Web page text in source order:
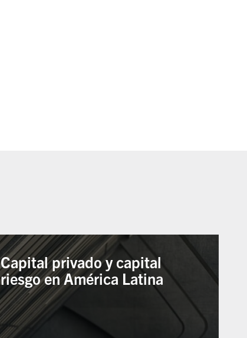
Capital privado y capital
riesgo en América Latina